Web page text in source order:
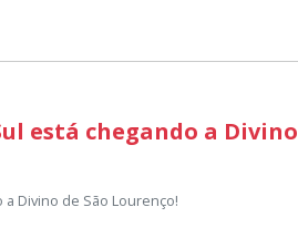
está chegando a Divino
Divino de São Lourenço!